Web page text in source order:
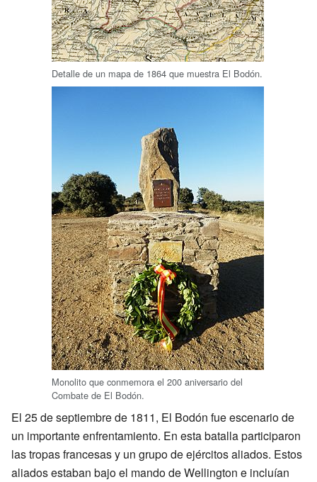
Detalle de un mapa de 1864 que muestra El Bodón.
Monolito que conmemora el 200 aniversario del
Combate de El Bodón.
El 25 de septiembre de 1811, El Bodón fue escenario de
un importante enfrentamiento. En esta batalla participaron
las tropas francesas y un grupo de ejércitos aliados. Estos
aliados estaban bajo el mando de Wellington e incluían